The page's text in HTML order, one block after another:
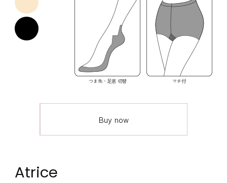
つま先・足底 切替 マチ付
Buy now
Atrice